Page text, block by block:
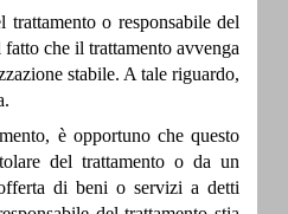
o responsabile del
che il trattamento avvenga
stabile. A tale riguardo,
è opportuno che questo
del trattamento o da un
di beni o servizi a detti